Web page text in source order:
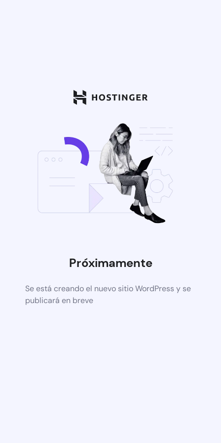
Próximamente
Se está creando el nuevo sitio WordPress y se
publicará en breve